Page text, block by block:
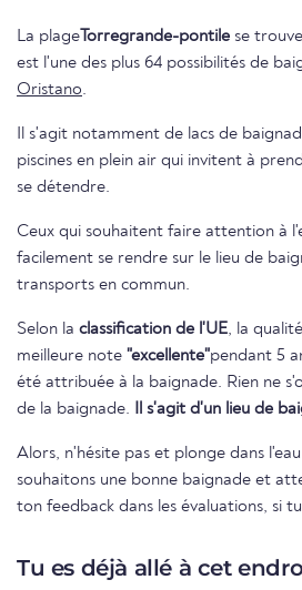
La plageTorregrande-pontile se
est l'une des plus 64 possibilités de
Oristano.
Il s'agit notamment de lacs de
piscines en plein air qui invitent à
se détendre.
Ceux qui souhaitent faire attention à
facilement se rendre sur le lieu de
transports en commun.
Selon la classification de l'UE, la
meilleure note "excellente"pendant 5
été attribuée à la baignade. Rien ne
de la baignade. Il s'agit d'un lieu de
Alors, n'hésite pas et plonge dans
souhaitons une bonne baignade et
ton feedback dans les évaluations, si
Tu es déjà allé à cet